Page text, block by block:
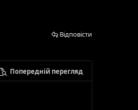
Відповісти
BB-кодів
Попередній перегляд